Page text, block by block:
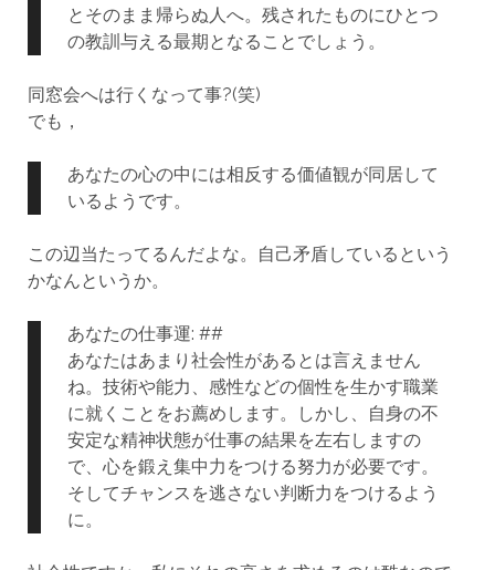
とそのまま帰らぬ人へ。残されたものにひとつ
の教訓与える最期となることでしょう。
同窓会へは行くなって事?(笑)
でも，
あなたの心の中には相反する価値観が同居して
いるようです。
この辺当たってるんだよな。自己矛盾しているという
かなんというか。
あなたの仕事運: ##
あなたはあまり社会性があるとは言えません
ね。技術や能力、感性などの個性を生かす職業
に就くことをお薦めします。しかし、自身の不
安定な精神状態が仕事の結果を左右しますの
で、心を鍛え集中力をつける努力が必要です。
そしてチャンスを逃さない判断力をつけるよう
に。